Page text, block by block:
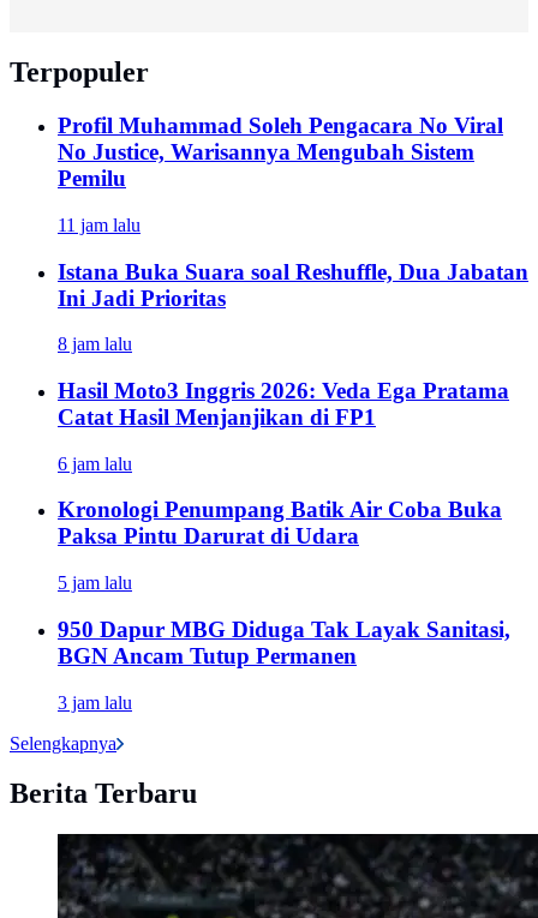
Terpopuler
Profil Muhammad Soleh Pengacara No Viral
No Justice, Warisannya Mengubah Sistem
Pemilu
11 jam lalu
Istana Buka Suara soal Reshuffle, Dua Jabatan
Ini Jadi Prioritas
8 jam lalu
Hasil Moto3 Inggris 2026: Veda Ega Pratama
Catat Hasil Menjanjikan di FP1
6 jam lalu
Kronologi Penumpang Batik Air Coba Buka
Paksa Pintu Darurat di Udara
5 jam lalu
950 Dapur MBG Diduga Tak Layak Sanitasi,
BGN Ancam Tutup Permanen
3 jam lalu
Selengkapnya
Berita Terbaru